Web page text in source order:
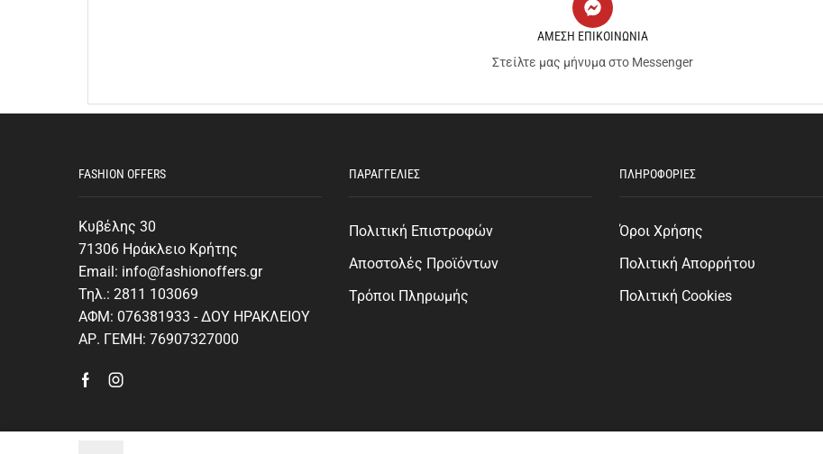
ΑΜΕΣΗ ΕΠΙΚΟΙΝΩΝΙΑ
Στείλτε μας μήνυμα στο Messenger
FASHION OFFERS
Κυβέλης 30
71306 Ηράκλειο Κρήτης
Email: info@fashionoffers.gr
Τηλ.: 2811 103069
ΑΦΜ: 076381933 - ΔΟΥ ΗΡΑΚΛΕΙΟΥ
ΑΡ. ΓΕΜΗ: 76907327000
ΠΑΡΑΓΓΕΛΙΕΣ
Πολιτική Επιστροφών
Αποστολές Προϊόντων
Τρόποι Πληρωμής
ΠΛΗΡΟΦΟΡΙΕΣ
Όροι Χρήσης
Πολιτική Απορρήτου
Πολιτική Cookies